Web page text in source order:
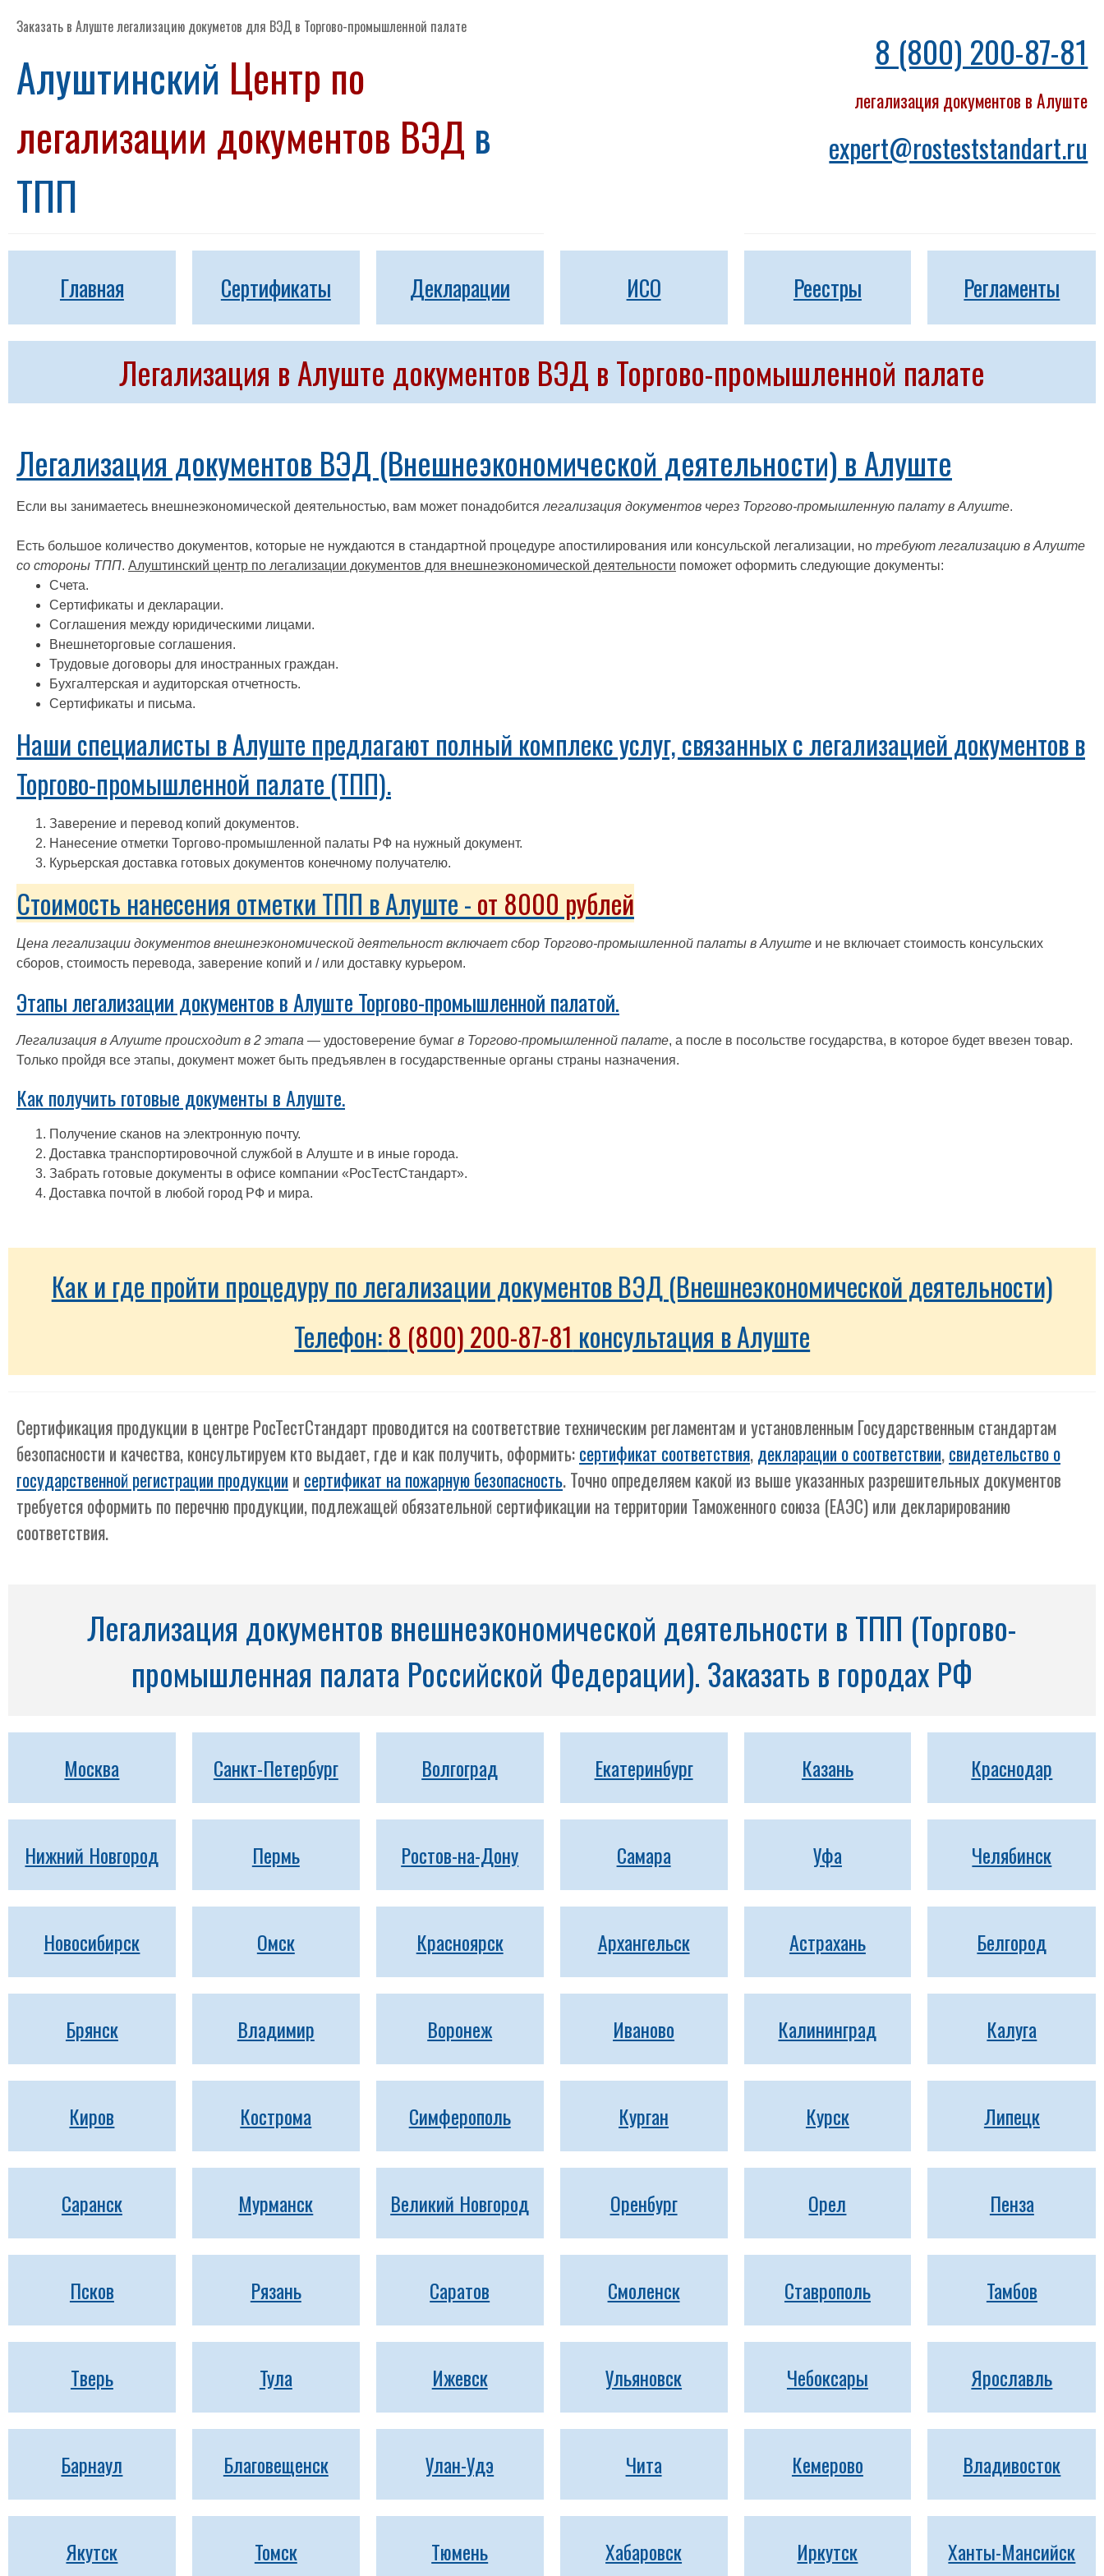
Заказать в Алуште легализацию докуметов для ВЭД в Торгово-промышленной палате
Алуштинский Центр по
легализации документов ВЭД в
ТПП
8 (800) 200-87-81
легализация документов в Алуште
expert@rosteststandart.ru
Главная Сертификаты Декларации ИСО Реестры Регламенты
Легализация в Алуште документов ВЭД в Торгово-промышленной палате
Легализация документов ВЭД (Внешнеэкономической деятельности) в Алуште
Если вы занимаетесь внешнеэкономической деятельностью, вам может понадобится легализация документов через Торгово-промышленную палату в Алуште.
Есть большое количество документов, которые не нуждаются в стандартной процедуре апостилирования или консульской легализации, но требуют легализацию в Алуште
со стороны ТПП. Алуштинский центр по легализации документов для внешнеэкономической деятельности поможет оформить следующие документы:
Счета.
Сертификаты и декларации.
Соглашения между юридическими лицами.
Внешнеторговые соглашения.
Трудовые договоры для иностранных граждан.
Бухгалтерская и аудиторская отчетность.
Сертификаты и письма.
Наши специалисты в Алуште предлагают полный комплекс услуг, связанных с легализацией документов в
Торгово-промышленной палате (ТПП).
Заверение и перевод копий документов.
Нанесение отметки Торгово-промышленной палаты РФ на нужный документ.
Курьерская доставка готовых документов конечному получателю.
Стоимость нанесения отметки ТПП в Алуште -от 8000 рублей
Цена легализации документов внешнеэкономической деятельност включает сбор Торгово-промышленной палаты в Алуште и не включает стоимость консульских
сборов, стоимость перевода, заверение копий и / или доставку курьером.
Этапы легализации документов в Алуште Торгово-промышленной палатой.
Легализация в Алуште происходит в 2 этапа — удостоверение бумаг в Торгово-промышленной палате, а после в посольстве государства, в которое будет ввезен товар.
Только пройдя все этапы, документ может быть предъявлен в государственные органы страны назначения.
Как получить готовые документы в Алуште.
Получение сканов на электронную почту.
Доставка транспортировочной службой в Алуште и в иные города.
Забрать готовые документы в офисе компании «РосТестСтандарт».
Доставка почтой в любой город РФ и мира.
Как и где пройти процедуру по легализации документов ВЭД (Внешнеэкономической деятельности)
Телефон:8 (800) 200-87-81 консультация в Алуште
Сертификация продукции в центре РосТестСтандарт проводится на соответствие техническим регламентам и установленным Государственным стандартам
безопасности и качества, консультируем кто выдает, где и как получить, оформить:сертификат соответствия,декларации о соответствии,свидетельство о
государственной регистрации продукции и сертификат на пожарную безопасность. Точно определяем какой из выше указанных разрешительных документов
требуется оформить по перечню продукции, подлежащей обязательной сертификации на территории Таможенного союза (ЕАЭС) или декларированию
соответствия.
Легализация документов внешнеэкономической деятельности в ТПП (Торгово-
промышленная палата Российской Федерации). Заказать в городах РФ
Москва Санкт-Петербург Волгоград Екатеринбург Казань Краснодар
Нижний Новгород Пермь Ростов-на-Дону Самара Уфа Челябинск
Новосибирск Омск Красноярск Архангельск Астрахань Белгород
Брянск Владимир Воронеж Иваново Калининград Калуга
Киров Кострома Симферополь Курган Курск Липецк
Саранск Мурманск Великий Новгород Оренбург Орел Пенза
Псков Рязань Саратов Смоленск Ставрополь Тамбов
Тверь Тула Ижевск Ульяновск Чебоксары Ярославль
Барнаул Благовещенск Улан-Удэ Чита Кемерово Владивосток
Якутск Томск Тюмень Хабаровск Иркутск Ханты-Мансийск